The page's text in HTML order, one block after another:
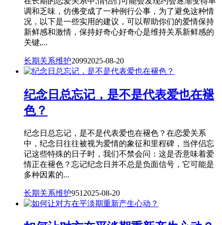
调和乏味，仿佛变成了一种例行公事，为了避免这种情
况，以下是一些实用的建议，可以帮助你们的爱情保持
新鲜感和激情，保持好奇心好奇心是维持关系新鲜感的
关键,...
长期关系维护20992025-08-20
纪念日总忘记，是不是代表爱也在褪
色？
纪念日总忘记，是不是代表爱也在褪色？在恋爱关系
中，纪念日往往被视为爱情的象征和里程碑，当伴侣忘
记这些特殊的日子时，我们不禁会问：这是否意味着爱
情正在褪色？忘记纪念日并不总是负面信号，它可能是
多种因素的...
长期关系维护951 2025-08-20